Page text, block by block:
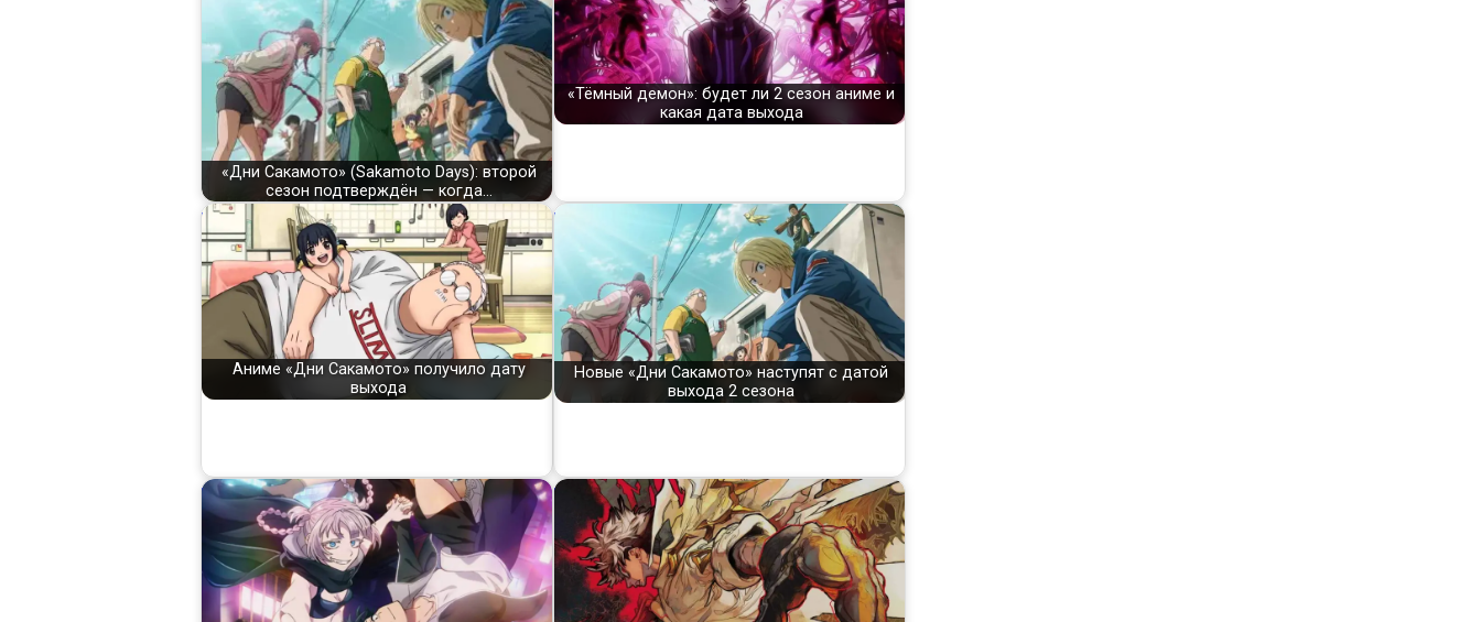
«Дни Сакамото» (Sakamoto Days): второй
сезон подтверждён — когда…
«Тёмный демон»: будет ли 2 сезон аниме и
какая дата выхода
Аниме «Дни Сакамото» получило дату
выхода
Новые «Дни Сакамото» наступят с датой
выхода 2 сезона